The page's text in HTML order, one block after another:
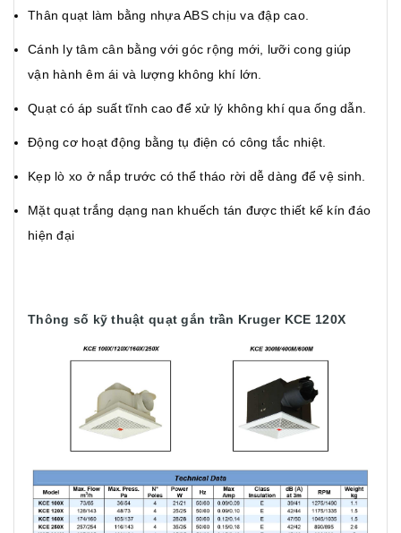
Thân quạt làm bằng nhựa ABS chịu va đập cao.
Cánh ly tâm cân bằng với góc rộng mới, lưỡi cong giúp
vận hành êm ái và lượng không khí lớn.
Quạt có áp suất tĩnh cao để xử lý không khí qua ống dẫn.
Động cơ hoạt động bằng tụ điện có công tắc nhiệt.
Kẹp lò xo ở nắp trước có thể tháo rời dễ dàng để vệ sinh.
Mặt quạt trắng dạng nan khuếch tán được thiết kế kín đáo
hiện đại
Thông số kỹ thuật quạt gắn trần Kruger KCE 120X